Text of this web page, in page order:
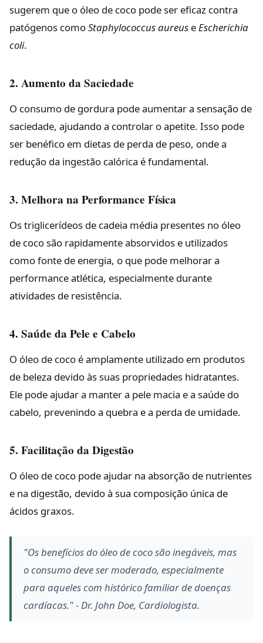
sugerem que o óleo de coco pode ser eficaz contra
patógenos comoStaphylococcus aureus eEscherichia
coli.
2. Aumento da Saciedade
O consumo de gordura pode aumentar a sensação de
saciedade, ajudando a controlar o apetite. Isso pode
ser benéfico em dietas de perda de peso, onde a
redução da ingestão calórica é fundamental.
3. Melhora na Performance Física
Os triglicerídeos de cadeia média presentes no óleo
de coco são rapidamente absorvidos e utilizados
como fonte de energia, o que pode melhorar a
performance atlética, especialmente durante
atividades de resistência.
4. Saúde da Pele e Cabelo
O óleo de coco é amplamente utilizado em produtos
de beleza devido às suas propriedades hidratantes.
Ele pode ajudar a manter a pele macia e a saúde do
cabelo, prevenindo a quebra e a perda de umidade.
5. Facilitação da Digestão
O óleo de coco pode ajudar na absorção de nutrientes
e na digestão, devido à sua composição única de
ácidos graxos.
"Os benefícios do óleo de coco são inegáveis, mas
o consumo deve ser moderado, especialmente
para aqueles com histórico familiar de doenças
cardíacas." - Dr. John Doe, Cardiologista.